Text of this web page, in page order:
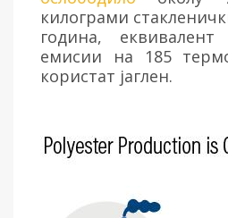
килограми
година,
емисии на 185
користат јаглен.